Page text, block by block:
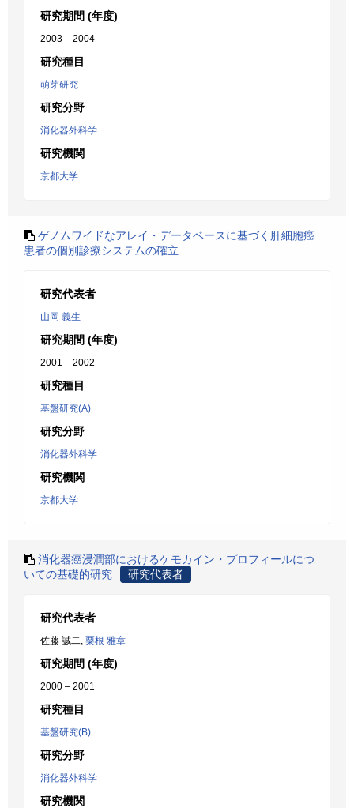
研究期間 (年度)
2003 – 2004
研究種目
萌芽研究
研究分野
消化器外科学
研究機関
京都大学
ゲノムワイドなアレイ・データベースに基づく肝細胞癌
患者の個別診療システムの確立
研究代表者
山岡 義生
研究期間 (年度)
2001 – 2002
研究種目
基盤研究(A)
研究分野
消化器外科学
研究機関
京都大学
消化器癌浸潤部におけるケモカイン・プロフィールにつ
いての基礎的研究
研究代表者
研究代表者
佐藤 誠二, 粟根 雅章
研究期間 (年度)
2000 – 2001
研究種目
基盤研究(B)
研究分野
消化器外科学
研究機関